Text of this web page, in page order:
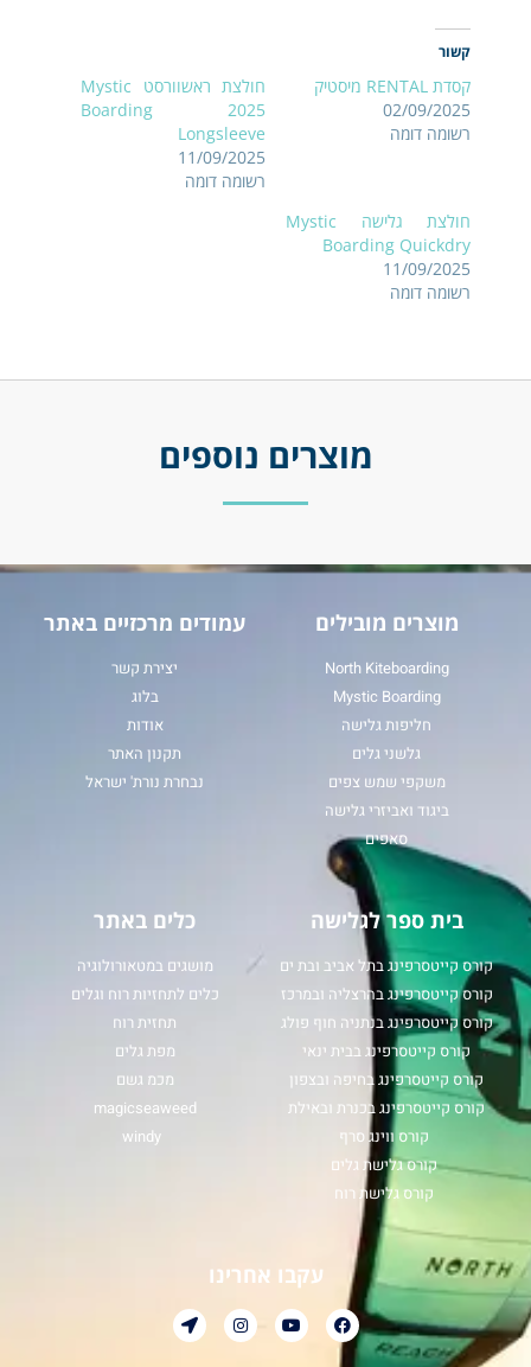
קשור
קסדת RENTAL מיסטיק
02/09/2025
רשומה דומה
חולצת ראשוורסט Mystic
Boarding 2025
Longsleeve
11/09/2025
רשומה דומה
חולצת גלישה Mystic
Boarding Quickdry
11/09/2025
רשומה דומה
מוצרים נוספים
מוצרים מובילים
North Kiteboarding
Mystic Boarding
חליפות גלישה
גלשני גלים
משקפי שמש צפים
ביגוד ואביזרי גלישה
סאפים
עמודים מרכזיים באתר
יצירת קשר
בלוג
אודות
תקנון האתר
נבחרת נורת' ישראל
בית ספר לגלישה
קורס קייטסרפינג בתל אביב ובת ים
קורס קייטסרפינג בהרצליה ובמרכז
קורס קייטסרפינג בנתניה חוף פולג
קורס קייטסרפינג בבית ינאי
קורס קייטסרפינג בחיפה ובצפון
קורס קייטסרפינג בכנרת ובאילת
קורס ווינג סרף
קורס גלישת גלים
קורס גלישת רוח
כלים באתר
מושגים במטאורולוגיה
כלים לתחזיות רוח וגלים
תחזית רוח
מפת גלים
מכמ גשם
magicseaweed
windy
עקבו אחרינו